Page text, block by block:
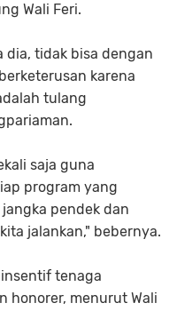
Wali Feri.
dia, tidak bisa dengan
karena
tulang
saja guna
program yang
pendek dan
jalankan," bebernya.
tenaga
honorer, menurut Wali